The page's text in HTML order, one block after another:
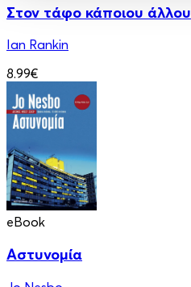
Στον τάφο κάποιου άλλου
Ian Rankin
8.99€
eBook
Αστυνομία